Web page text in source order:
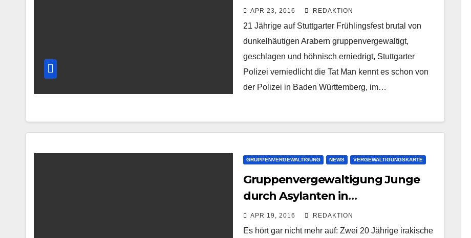
nennt es “Missbrauch”
APR 23, 2016 REDAKTION
21 Jährige auf Stuttgarter Frühlingsfest brutal von
dunkelhäutigen Arabern gruppenvergewaltigt,
geschlagen und höhnisch erniedrigt, Stuttgarter
Polizei verniedlicht die Tat Man kennt es schon von
der Polizei in Baden Württemberg, im…
GRUPPENVERGEWALTIGUNG NEWS VERGEWALTIGUNGSKARTE
Gruppenvergewaltigung Junge
durch Asylanten in
Flüchtlingsunterkunft | Eschwege
Hessen
APR 19, 2016 REDAKTION
Es hört gar nicht mehr auf: Zwei 20 Jährige irakische